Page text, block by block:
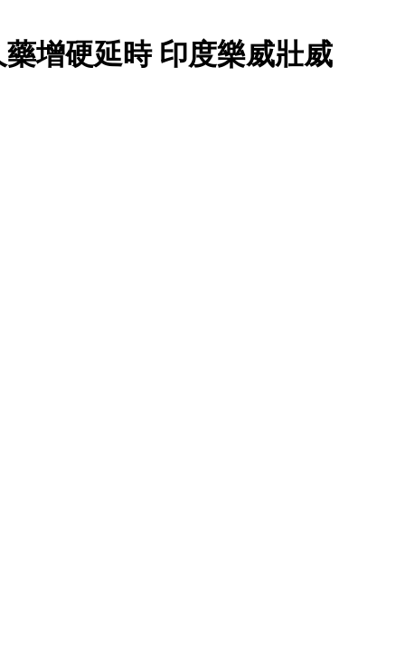
增硬延時 印度樂威壯威